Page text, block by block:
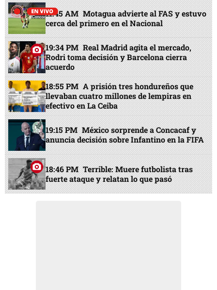
11:45 AM Motagua advierte al FAS y estuvo
cerca del primero en el Nacional
19:34 PM Real Madrid agita el mercado,
Rodri toma decisión y Barcelona cierra
acuerdo
18:55 PM A prisión tres hondureños que
llevaban cuatro millones de lempiras en
efectivo en La Ceiba
19:15 PM México sorprende a Concacaf y
anuncia decisión sobre Infantino en la FIFA
18:46 PM Terrible: Muere futbolista tras
fuerte ataque y relatan lo que pasó